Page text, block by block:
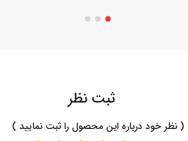
ثبت نظر
( نظر خود درباره این محصول را ثبت نمایید )